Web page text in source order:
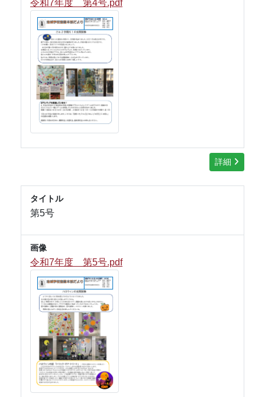
令和7年度 第4号.pdf
詳細
タイトル
第5号
画像
令和7年度 第5号.pdf